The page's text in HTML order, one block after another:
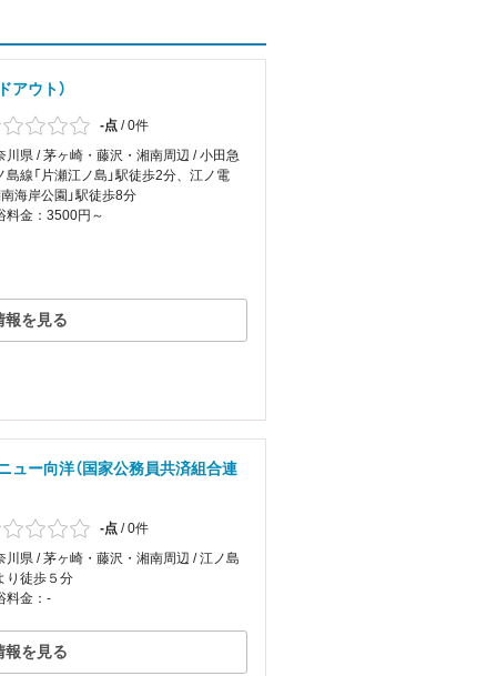
アウト）
-点 /0件
川県 / 茅ヶ崎・藤沢・湘南周辺 / 小田急
島線「片瀬江ノ島」駅徒歩2分、江ノ電
南海岸公園」駅徒歩8分
料金：3500円～
報を見る
ー向洋（国家公務員共済組合連
-点 /0件
川県 / 茅ヶ崎・藤沢・湘南周辺 / 江ノ島
り徒歩５分
料金：-
報を見る